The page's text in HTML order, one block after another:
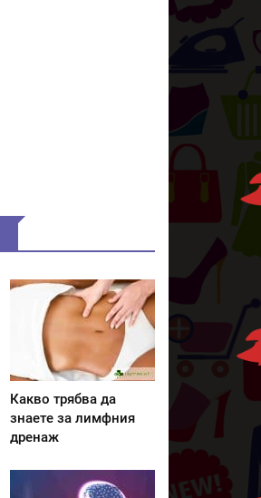
Какво трябва да
знаете за лимфния
дренаж